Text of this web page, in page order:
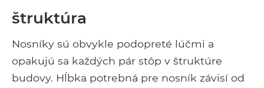
štruktúra
Nosníky sú obvykle podopreté lúčmi a
opakujú sa každých pár stôp v štruktúre
budovy. Hĺbka potrebná pre nosník závisí od